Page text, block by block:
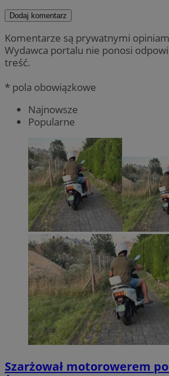
Dodaj komentarz
Komentarze są prywatnymi
Wydawca portalu nie ponosi
treść.
* pola obowiązkowe
Najnowsze
Popularne
Szarżował motorowerem